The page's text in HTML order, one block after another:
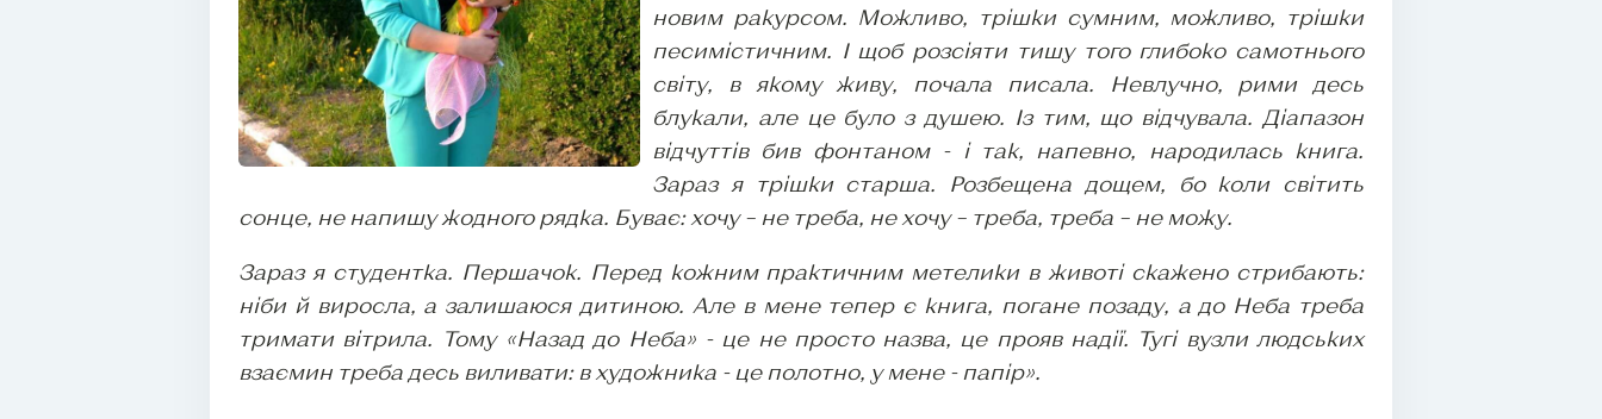
новим ракурсом. Можливо, трішки сумним, можливо, трішки
песимістичним. І щоб розсіяти тишу того глибоко самотнього
світу, в якому живу, почала писала. Невлучно, рими десь
блукали, але це було з душею. Із тим, що відчувала. Діапазон
відчуттів бив фонтаном - і так, напевно, народилась книга.
Зараз я трішки старша. Розбещена дощем, бо коли світить
сонце, не напишу жодного рядка. Буває: хочу – не треба, не хочу – треба, треба – не можу.
Зараз я студентка. Першачок. Перед кожним практичним метелики в животі скажено стрибають:
ніби й виросла, а залишаюся дитиною. Але в мене тепер є книга, погане позаду, а до Неба треба
тримати вітрила. Тому «Назад до Неба» - це не просто назва, це прояв надії. Тугі вузли людських
взаємин треба десь виливати: в художника - це полотно, у мене - папір».